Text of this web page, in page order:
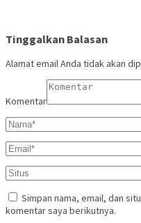
Tinggalkan Balasan
Alamat email Anda tidak akan
Komentar
Simpan nama, email, dan
komentar saya berikutnya.